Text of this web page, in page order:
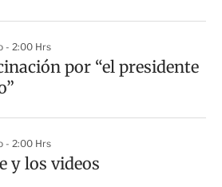
- 2:00 Hrs
por “el presidente
- 2:00 Hrs
y los videos